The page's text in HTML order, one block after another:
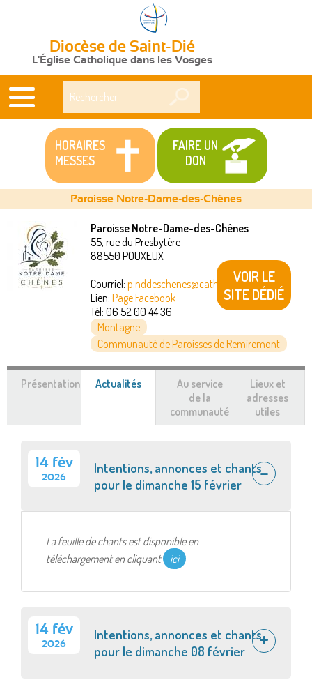
Diocèse de Saint-Dié
L'Église Catholique dans les Vosges
HORAIRES
MESSES
FAIRE UN
DON
Vous
êtes
Paroisse Notre-Dame-des-Chênes
Paroisse Notre-Dame-des-Chênes
55, rue du Presbytère
88550 POUXEUX
Courriel: p.nddeschenes@catholique88.fr
Lien: Page Facebook
Tél: 06 52 00 44 36
Montagne
Communauté de Paroisses de Remiremont
VOIR LE
SITE DÉDIÉ
Présentation Actualités
Au service
de la
communauté
Lieux et
adresses
utiles
14 fév
2026
Intentions, annonces et chants
pour le dimanche 15 février
La feuille de chants est disponible en
téléchargement en cliquant ici
14 fév
2026
Intentions, annonces et chants
pour le dimanche 08 février